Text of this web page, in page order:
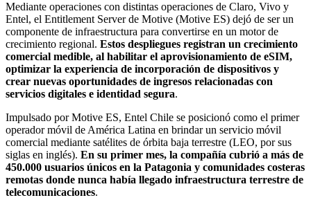
Mediante operaciones con distintas operaciones de Claro, Vivo y
Entel, el Entitlement Server de Motive (Motive ES) dejó de ser un
componente de infraestructura para convertirse en un motor de
crecimiento regional. Estos despliegues registran un crecimiento
comercial medible, al habilitar el aprovisionamiento de eSIM,
optimizar la experiencia de incorporación de dispositivos y
crear nuevas oportunidades de ingresos relacionadas con
servicios digitales e identidad segura.
Impulsado por Motive ES, Entel Chile se posicionó como el primer
operador móvil de América Latina en brindar un servicio móvil
comercial mediante satélites de órbita baja terrestre (LEO, por sus
siglas en inglés). En su primer mes, la compañía cubrió a más de
450.000 usuarios únicos en la Patagonia y comunidades costeras
remotas donde nunca había llegado infraestructura terrestre de
telecomunicaciones.